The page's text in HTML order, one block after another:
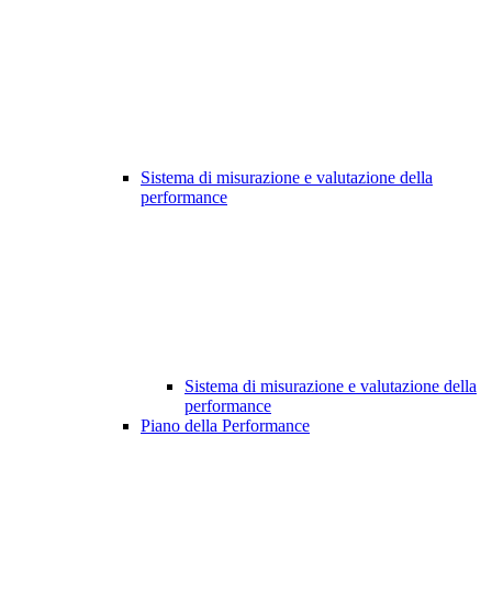
Sistema di misurazione e valutazione della
performance
Sistema di misurazione e valutazione della
performance
Piano della Performance